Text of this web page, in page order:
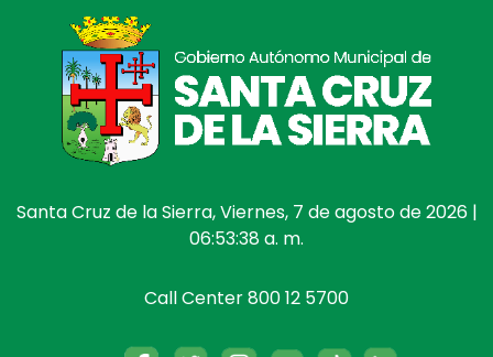
Santa Cruz de la Sierra, Viernes, 7 de agosto de 2026 |
06:53:38 a. m.
Call Center 800 12 5700